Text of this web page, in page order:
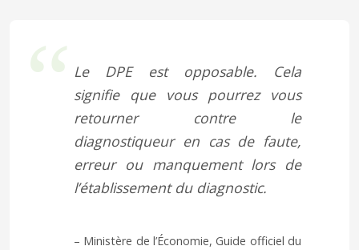
Le DPE est opposable. Cela
signifie que vous pourrez vous
retourner contre le
diagnostiqueur en cas de faute,
erreur ou manquement lors de
l’établissement du diagnostic.
– Ministère de l’Économie, Guide officiel du